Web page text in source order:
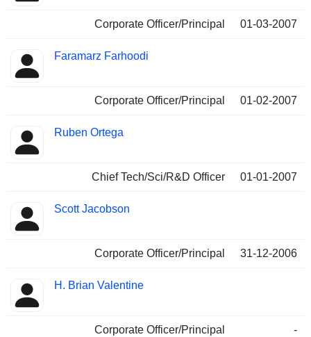
Corporate Officer/Principal 01-03-2007
Faramarz Farhoodi
Corporate Officer/Principal 01-02-2007
Ruben Ortega
Chief Tech/Sci/R&D Officer 01-01-2007
Scott Jacobson
Corporate Officer/Principal 31-12-2006
H. Brian Valentine
Corporate Officer/Principal -